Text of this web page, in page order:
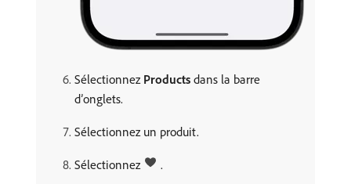
Sélectionnez Products dans la barre
d’onglets.
Sélectionnez un produit.
Sélectionnez .